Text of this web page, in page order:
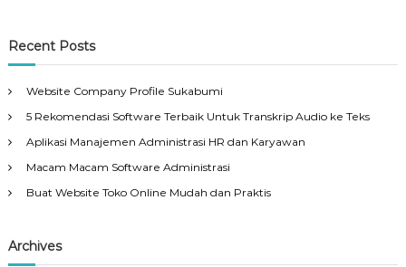
Recent Posts
Website Company Profile Sukabumi
5 Rekomendasi Software Terbaik Untuk Transkrip Audio ke Teks
Aplikasi Manajemen Administrasi HR dan Karyawan
Macam Macam Software Administrasi
Buat Website Toko Online Mudah dan Praktis
Archives